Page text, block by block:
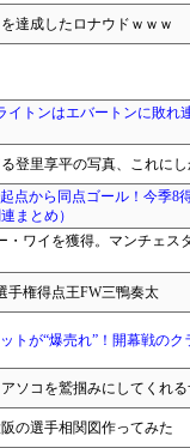
達成したロナウドｗｗｗ
トンはエバートンに敗れ
登里享平の写真、これに
点から同点ゴール！今季8
まとめ）
・ワイを獲得。マンチェス
手権得点王FW三鴨奏太
トが“爆売れ”！開幕戦の
ソコを鷲掴みにしてくれ
の選手相関図作ってみた